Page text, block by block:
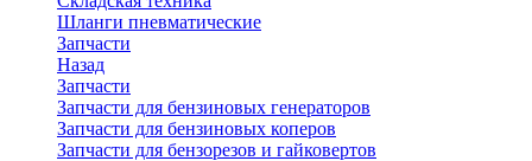
Шланги пневматические
Запчасти
Назад
Запчасти
Запчасти для бензиновых генераторов
Запчасти для бензиновых коперов
Запчасти для бензорезов и гайковертов